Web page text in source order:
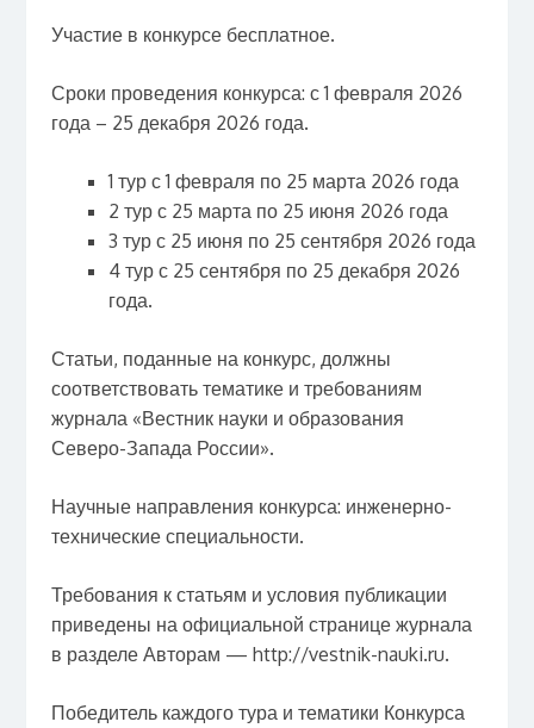
Участие в конкурсе бесплатное.
Сроки проведения конкурса: с 1 февраля 2026
года – 25 декабря 2026 года.
1 тур с 1 февраля по 25 марта 2026 года
2 тур с 25 марта по 25 июня 2026 года
3 тур с 25 июня по 25 сентября 2026 года
4 тур с 25 сентября по 25 декабря 2026
года.
Статьи, поданные на конкурс, должны
соответствовать тематике и требованиям
журнала «Вестник науки и образования
Северо-Запада России».
Научные направления конкурса: инженерно-
технические специальности.
Требования к статьям и условия публикации
приведены на официальной странице журнала
в разделе Авторам — http://vestnik-nauki.ru.
Победитель каждого тура и тематики Конкурса